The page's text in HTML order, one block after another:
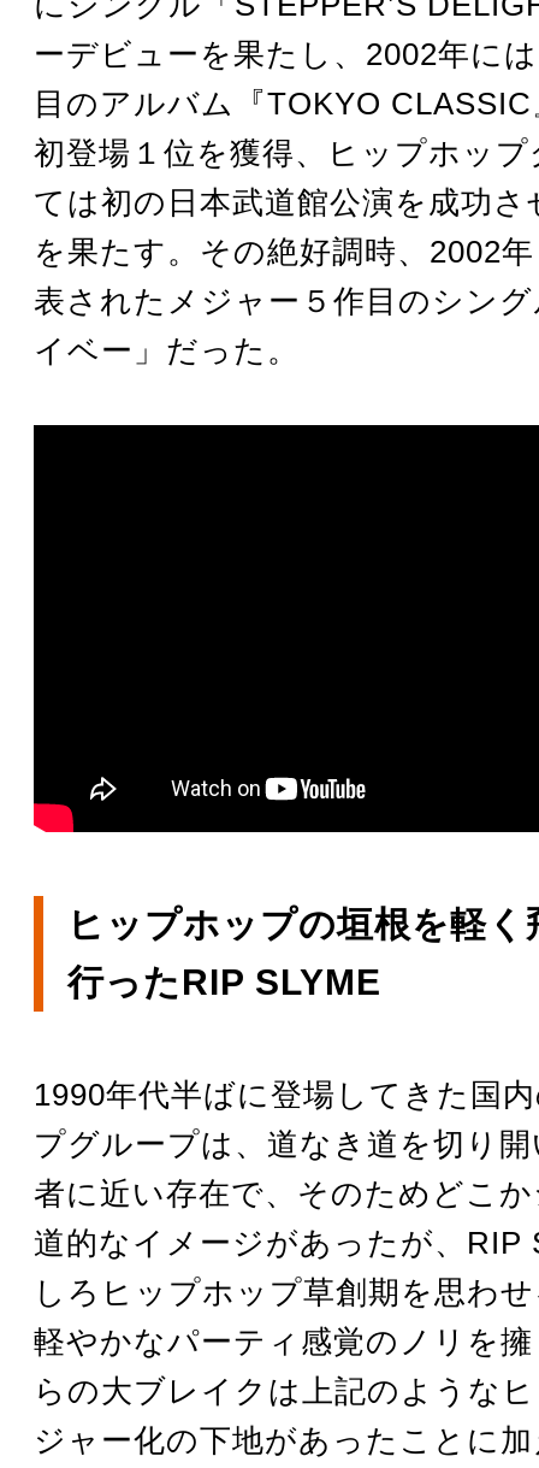
ーデビューを果たし、2002年に
目のアルバム『TOKYO
初登場１位を獲得、ヒップホッ
ては初の日本武道館公演を成功
を果たす。その絶好調時、2002
表されたメジャー５作目のシン
イベー」だった。
ヒップホップの垣根を軽く
行ったRIP SLYME
1990年代半ばに登場してきた国
プグループは、道なき道を切り
者に近い存在で、そのためどこ
道的なイメージがあったが、RIP
しろヒップホップ草創期を思わ
軽やかなパーティ感覚のノリを
らの大ブレイクは上記のような
ジャー化の下地があったことに